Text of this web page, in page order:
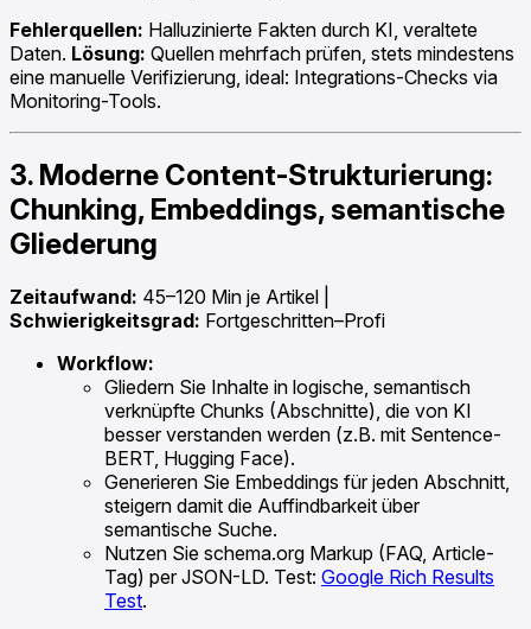
Fehlerquellen: Halluzinierte Fakten durch KI, veraltete
Daten. Lösung: Quellen mehrfach prüfen, stets mindestens
eine manuelle Verifizierung, ideal: Integrations-Checks via
Monitoring-Tools.
3. Moderne Content-Strukturierung:
Chunking, Embeddings, semantische
Gliederung
Zeitaufwand: 45–120 Min je Artikel |
Schwierigkeitsgrad: Fortgeschritten–Profi
Workflow:
Gliedern Sie Inhalte in logische, semantisch
verknüpfte Chunks (Abschnitte), die von KI
besser verstanden werden (z.B. mit Sentence-
BERT, Hugging Face).
Generieren Sie Embeddings für jeden Abschnitt,
steigern damit die Auffindbarkeit über
semantische Suche.
Nutzen Sie schema.org Markup (FAQ, Article-
Tag) per JSON-LD. Test: Google Rich Results
Test.